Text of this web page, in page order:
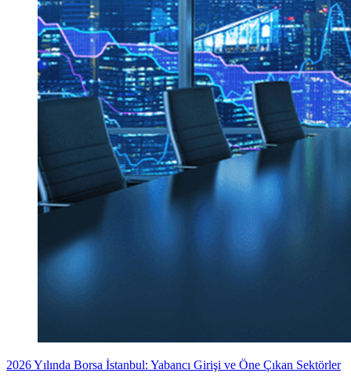
2026 Yılında Borsa İstanbul: Yabancı Girişi ve Öne Çıkan Sektörler